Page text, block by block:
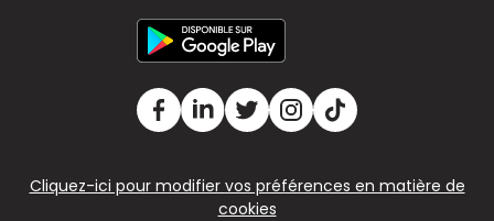
Cliquez-ici pour modifier vos préférences en matière de
cookies